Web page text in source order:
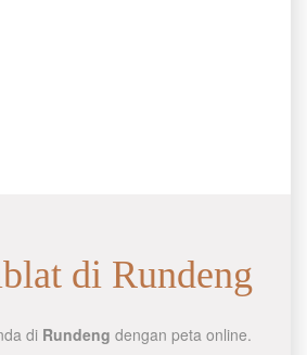
di Rundeng
di Rundeng dengan peta online.